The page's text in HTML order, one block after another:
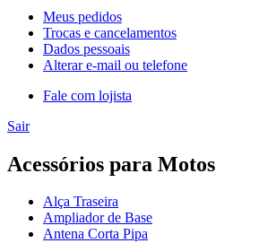
Meus pedidos
Trocas e cancelamentos
Dados pessoais
Alterar e-mail ou telefone
Fale com lojista
Sair
Acessórios para Motos
Alça Traseira
Ampliador de Base
Antena Corta Pipa